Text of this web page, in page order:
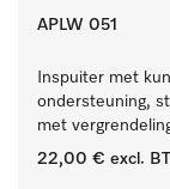
APLW 051
Inspuiter met
ondersteuning,
met
lengte 110 mm.
22,00 € excl.